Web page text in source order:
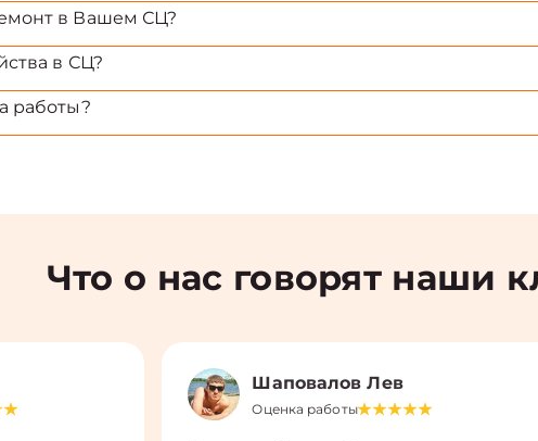
в Вашем СЦ?
в СЦ?
работы?
Что о нас говорят наши
Шаповалов Лев
Оценка работы